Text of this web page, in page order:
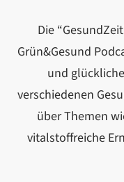
Die
Grün&Gesund
und
verschiedenen
über Themen
vitalstoffreiche